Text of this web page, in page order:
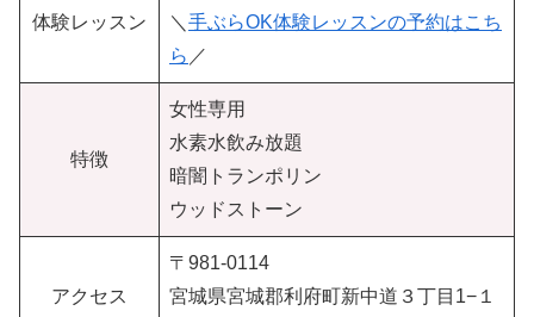
体験レッスン
＼ 手ぶらOK体験レッスンの予約はこち
ら ／
特徴
女性専用
水素水飲み放題
暗闇トランポリン
ウッドストーン
アクセス
〒981-0114
宮城県宮城郡利府町新中道３丁目1−１